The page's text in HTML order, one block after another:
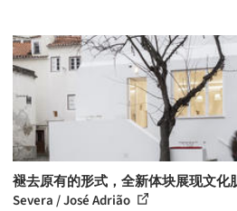
褪去原有的形式，全新体块展现文化
Severa / José Adrião